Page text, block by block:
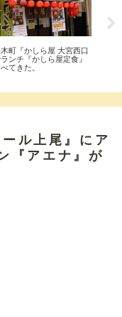
『トランポリン AIRJOY(エ
イ)』県内最大級トランポリ
で飛んで！跳ねて！全力で
ル上尾』にア
『アエナ』が